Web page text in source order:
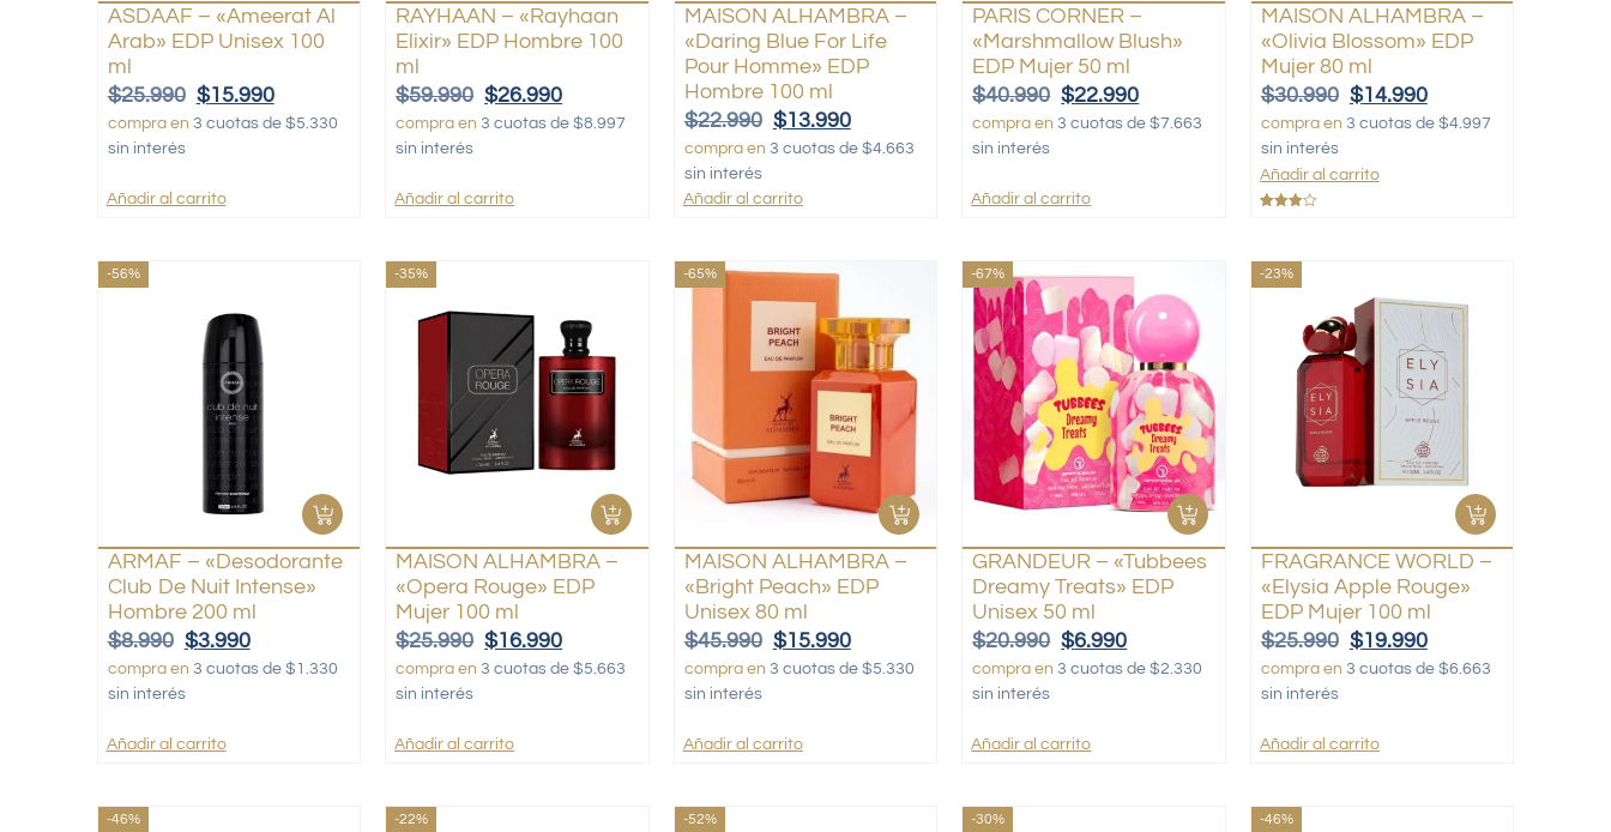
ASDAAF – «Ameerat Al
Arab» EDP Unisex 100
ml
$25.990 $15.990
compra en 3 cuotas de $5.330
sin interés
Añadir al carrito
RAYHAAN – «Rayhaan
Elixir» EDP Hombre 100
ml
$59.990 $26.990
compra en 3 cuotas de $8.997
sin interés
Añadir al carrito
MAISON ALHAMBRA –
«Daring Blue For Life
Pour Homme» EDP
Hombre 100 ml
$22.990 $13.990
compra en 3 cuotas de $4.663
sin interés
Añadir al carrito
PARIS CORNER –
«Marshmallow Blush»
EDP Mujer 50 ml
$40.990 $22.990
compra en 3 cuotas de $7.663
sin interés
Añadir al carrito
MAISON ALHAMBRA –
«Olivia Blossom» EDP
Mujer 80 ml
$30.990 $14.990
compra en 3 cuotas de $4.997
sin interés
Añadir al carrito
-56%
ARMAF – «Desodorante
Club De Nuit Intense»
Hombre 200 ml
$8.990 $3.990
compra en 3 cuotas de $1.330
sin interés
Añadir al carrito
-35%
MAISON ALHAMBRA –
«Opera Rouge» EDP
Mujer 100 ml
$25.990 $16.990
compra en 3 cuotas de $5.663
sin interés
Añadir al carrito
-65%
MAISON ALHAMBRA –
«Bright Peach» EDP
Unisex 80 ml
$45.990 $15.990
compra en 3 cuotas de $5.330
sin interés
Añadir al carrito
-67%
GRANDEUR – «Tubbees
Dreamy Treats» EDP
Unisex 50 ml
$20.990 $6.990
compra en 3 cuotas de $2.330
sin interés
Añadir al carrito
-23%
FRAGRANCE WORLD –
«Elysia Apple Rouge»
EDP Mujer 100 ml
$25.990 $19.990
compra en 3 cuotas de $6.663
sin interés
Añadir al carrito
-46% -22% -52% -30% -46%